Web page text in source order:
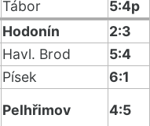
Tábor
5:4p
Hodonín
2:3
Havl. Brod
5:4
Písek
6:1
Pelhřimov
4:5